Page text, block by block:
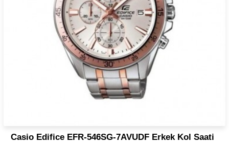
Casio Edifice EFR-546SG-7AVUDF Erkek Kol Saati